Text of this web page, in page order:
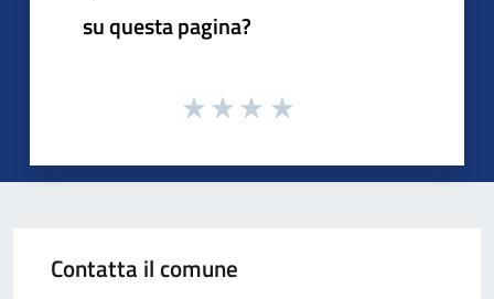
su questa pagina?
Contatta il comune